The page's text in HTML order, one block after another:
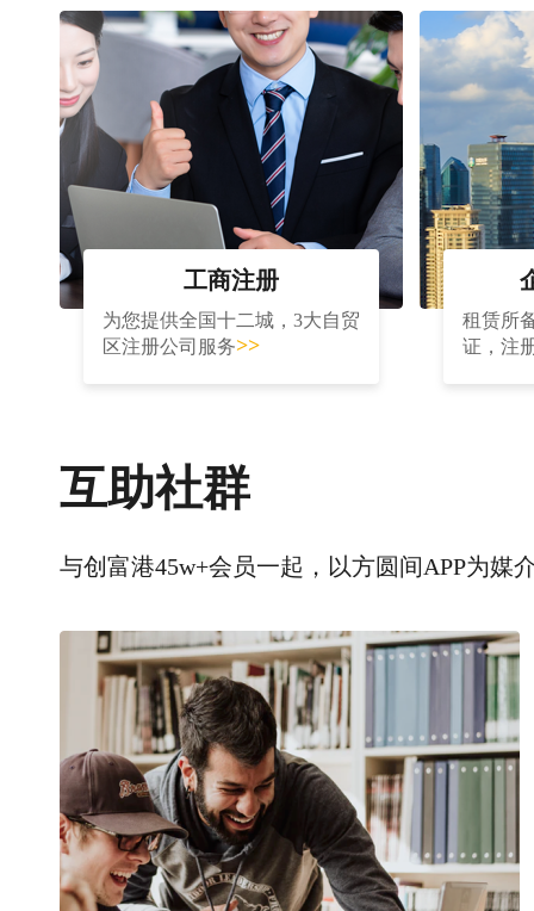
工商注册
为您提供全国十二城，3大自贸
区注册公司服务>>
租赁所
证，注
互助社群
与创富港45w+会员一起，以方圆间APP为媒